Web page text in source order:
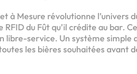
à Mesure révolutionne l’univers
du Fût qu’il crédite au bar.
libre-service. Un système simple
les bières souhaitées avant